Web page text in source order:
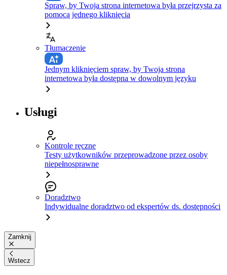
Spraw, by Twoja strona internetowa była przejrzysta za
pomocą jednego kliknięcia
Tłumaczenie
Jednym kliknięciem spraw, by Twoja strona
internetowa była dostępna w dowolnym języku
Usługi
Kontrole ręczne
Testy użytkowników przeprowadzone przez osoby
niepełnosprawne
Doradztwo
Indywidualne doradztwo od ekspertów ds. dostępności
Zamknij
Wstecz